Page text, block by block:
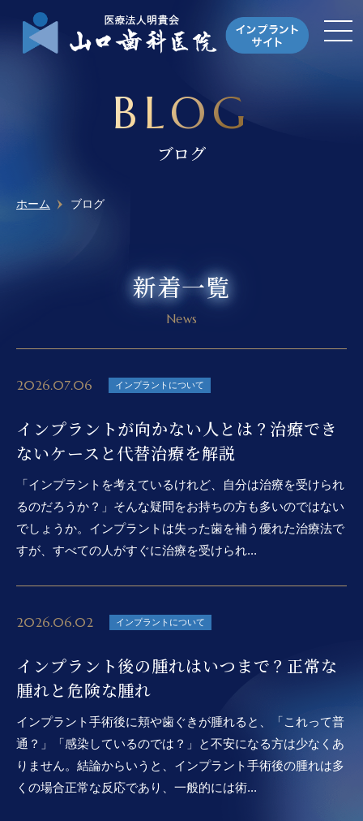
BLOG
ブログ
ホーム ブログ
News
新着一覧
2026.07.06 インプラントについて
インプラントが向かない人とは？治療でき
ないケースと代替治療を解説
「インプラントを考えているけれど、自分は治療を受けられ
るのだろうか？」そんな疑問をお持ちの方も多いのではない
でしょうか。インプラントは失った歯を補う優れた治療法で
すが、すべての人がすぐに治療を受けられ...
2026.06.02 インプラントについて
インプラント後の腫れはいつまで？正常な
腫れと危険な腫れ
インプラント手術後に頬や歯ぐきが腫れると、「これって普
通？」「感染しているのでは？」と不安になる方は少なくあ
りません。結論からいうと、インプラント手術後の腫れは多
くの場合正常な反応であり、一般的には術...